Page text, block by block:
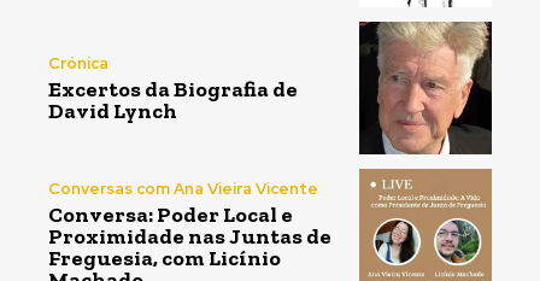
Crónica
Excertos da Biografia de
David Lynch
Conversas com Ana Vieira Vicente
Conversa: Poder Local e
Proximidade nas Juntas de
Freguesia, com Licínio